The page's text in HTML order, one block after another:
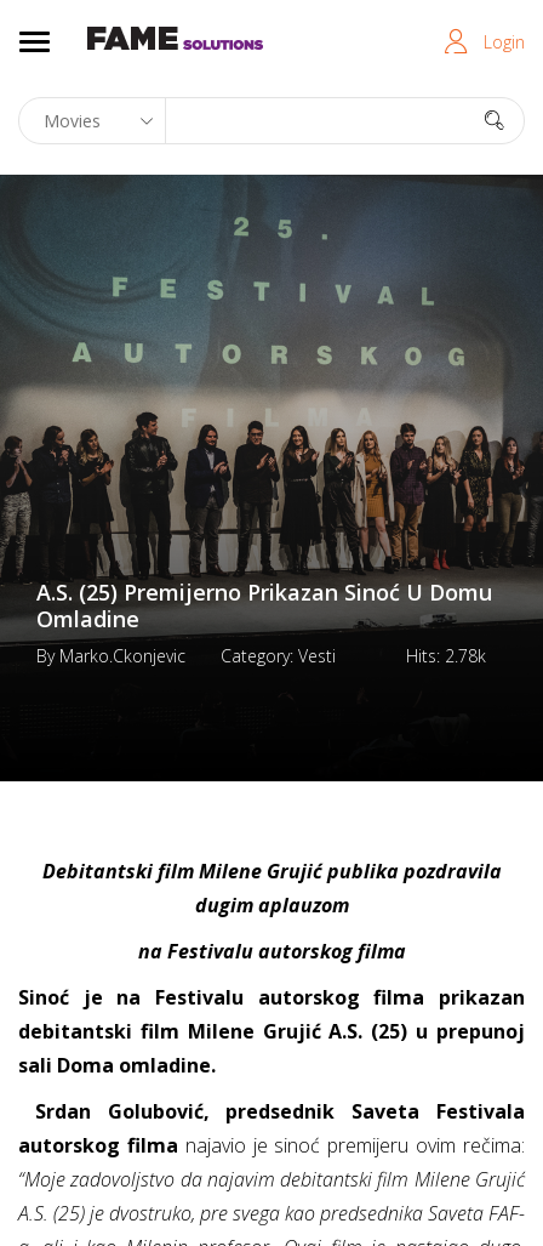
Login
A.S. (25) Premijerno Prikazan Sinoć U Domu
Omladine
By Marko.ckonjevic Category: Vesti Hits: 2.78k
Debitantski film Milene Grujić publika pozdravila
dugim aplauzom
na Festivalu autorskog filma
Sinoć je na Festivalu autorskog filma prikazan
debitantski film Milene Grujić A.S. (25) u prepunoj
sali Doma omladine.
Srdan Golubović, predsednik Saveta Festivala
autorskog filma najavio je sinoć premijeru ovim rečima:
“Moje zadovoljstvo da najavim debitantski film Milene Grujić
A.S. (25) je dvostruko, pre svega kao predsednika Saveta FAF-